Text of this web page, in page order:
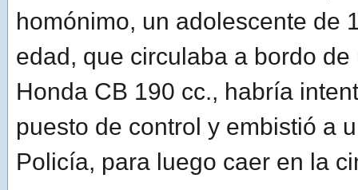
homónimo, un adolescente de
edad, que circulaba a bordo
Honda CB 190 cc., habría
puesto de control y embistió a
Policía, para luego caer en la